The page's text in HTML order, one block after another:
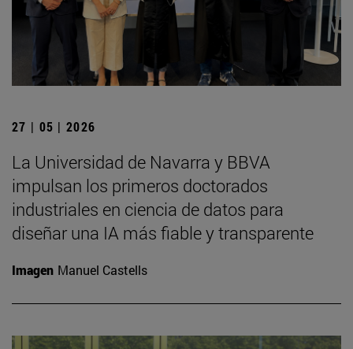
27 | 05 | 2026
La Universidad de Navarra y BBVA
impulsan los primeros doctorados
industriales en ciencia de datos para
diseñar una IA más fiable y transparente
Imagen Manuel Castells